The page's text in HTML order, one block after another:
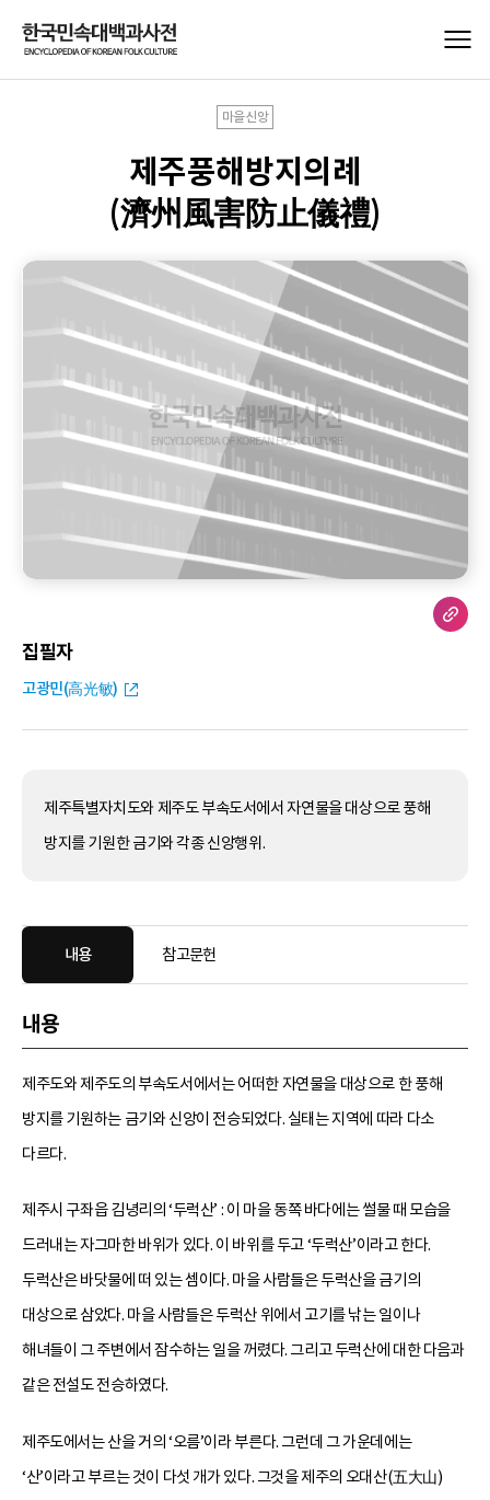
마을신앙
제주풍해방지의례
(濟州風害防止儀禮)
집필자
고광민(高光敏)
제주특별자치도와 제주도 부속도서에서 자연물을 대상으로 풍해
방지를 기원한 금기와 각종 신앙행위.
내용 참고문헌
내용
제주도와 제주도의 부속도서에서는 어떠한 자연물을 대상으로 한 풍해
방지를 기원하는 금기와 신앙이 전승되었다. 실태는 지역에 따라 다소
다르다.
제주시 구좌읍 김녕리의 ‘두럭산’ : 이 마을 동쪽 바다에는 썰물 때 모습을
드러내는 자그마한 바위가 있다. 이 바위를 두고 ‘두럭산’이라고 한다.
두럭산은 바닷물에 떠 있는 셈이다. 마을 사람들은 두럭산을 금기의
대상으로 삼았다. 마을 사람들은 두럭산 위에서 고기를 낚는 일이나
해녀들이 그 주변에서 잠수하는 일을 꺼렸다. 그리고 두럭산에 대한 다음과
같은 전설도 전승하였다.
제주도에서는 산을 거의 ‘오름’이라 부른다. 그런데 그 가운데에는
‘산’이라고 부르는 것이 다섯 개가 있다. 그것을 제주의 오대산(五大山)